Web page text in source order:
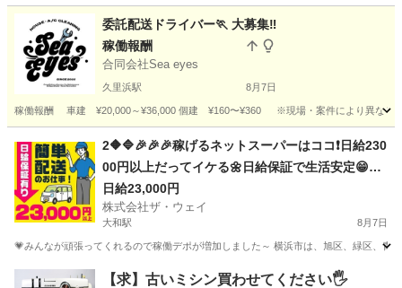
委託配送ドライバー🏃 大募集‼️
稼働報酬
合同会社Sea eyes
久里浜駅 8月7日
稼働報酬 車建 ¥20,000～¥36,000 個建 ¥160〜¥360 ※現場・案件により異なる 月
久里浜駅 配送 一人
2🔶🔷🎉🎉🎉稼げるネットスーパーはココ❗️日給230
00円以上だってイケる🌼日給保証で生活安定😁😁
😁
日給23,000円
株式会社ザ・ウェイ
大和駅 8月7日
💗みんなが頑張ってくれるので稼働デポが増加しました～ 横浜市は、旭区、緑区、
神奈川 大和市 大和駅 ドライバー ネットスーパー
【求】古いミシン買わせてください🖐️